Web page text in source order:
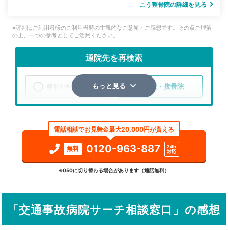
こう整骨院の詳細を見る
※評判はご利用者様のご利用当時の主観的なご意見・ご感想です。その点ご理解
の上、一つの参考としてご活用ください。
通院先を再検索
整形外科 整骨院・接骨院
検索する
詳細条件で絞り込む
駅から探す 院名から探す
もっと見る
電話相談でお見舞金最大20,000円が貰える
無料 0120-963-887
24h
対応
※050に切り替わる場合があります（通話無料）
「交通事故病院サーチ相談窓口」の感想